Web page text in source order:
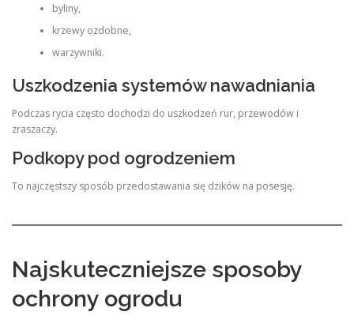
byliny,
krzewy ozdobne,
warzywniki.
Uszkodzenia systemów nawadniania
Podczas rycia często dochodzi do uszkodzeń rur, przewodów i
zraszaczy.
Podkopy pod ogrodzeniem
To najczęstszy sposób przedostawania się dzików na posesję.
Najskuteczniejsze sposoby
ochrony ogrodu